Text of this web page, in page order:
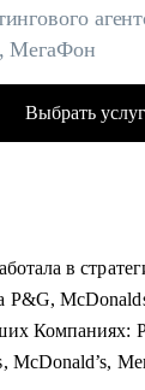
МегаФон
Выбрать
в
P&G,
Компаниях:
McDonald’s,